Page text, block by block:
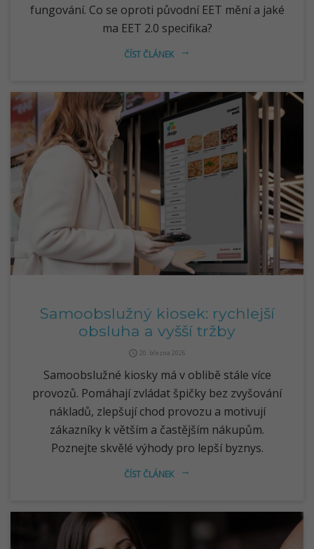
fungování. Co se oproti původní EET mění a jaké
ma EET 2.0 specifika?
arrow_right_alt
ČÍST ČLÁNEK
Samoobslužný kiosek: rychlejší
obsluha a vyšší tržby
query_builder 20. března 2026
Samoobslužné kiosky má v oblibě stále více
provozů. Pomáhají zvládat špičky bez zvyšování
nákladů, zlepšují chod provozu a motivují
zákazníky k větším a častějším nákupům.
Poznejte skvělé výhody pro lepší byznys.
arrow_right_alt
ČÍST ČLÁNEK